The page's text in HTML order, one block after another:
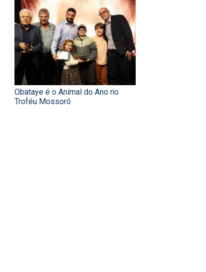
Obataye é o Animal do Ano no
Troféu Mossoró